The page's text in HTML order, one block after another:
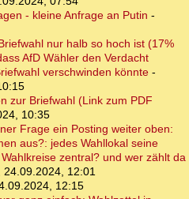
- kleine Anfrage an Putin -
nur halb so hoch ist (17%
AfD Wähler den Verdacht
verschwinden könnte -
zur Briefwahl (Link zum PDF
10:35
Frage ein Posting weiter oben:
aus?: jedes Wahllokal seine
zentral? und wer zählt da
24.09.2024, 12:01
12:15